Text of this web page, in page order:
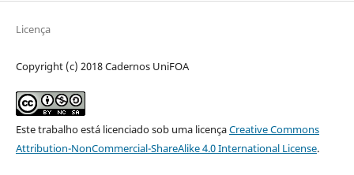
Licença
Copyright (c) 2018 Cadernos UniFOA
Este trabalho está licenciado sob uma licençaCreative Commons
Attribution-NonCommercial-ShareAlike 4.0 International License.